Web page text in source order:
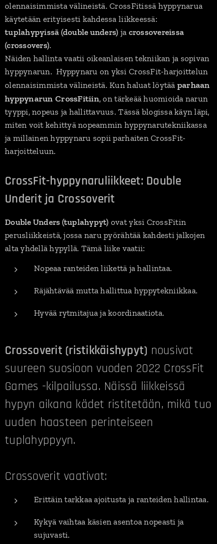
olennaisimmista välineistä. CrossFitissä hyppynarua
käytetään erityisesti kahdessa liikkeessä:
tuplahypyissä (double unders) ja crossovereissa
(crossovers).
Näiden hallinta vaatii oikeanlaisen tekniikan ja sopivan
hyppynarun. Hyppynaru on yksi CrossFit-harjoittelun
olennaisimmista välineistä. Kun haluat löytää parhaan
hyppynarun CrossFitiin, on tärkeää huomioida narun
tyyppi, nopeus ja hallittavuus. Tässä blogissa käyn läpi,
miten voit kehittyä nopeammin hyppynarutekniikassa
ja millainen hyppynaru sopii parhaiten CrossFit-
harjoitteluun.
CrossFit-hyppynaruliikkeet: Double
Underit ja Crossoverit
Double Unders (tuplahypyt) ovat yksi CrossFitin
perusliikkeistä, jossa naru pyörähtää kahdesti jalkojen
alta yhdellä hypyllä. Tämä liike vaatii:
Nopeaa ranteiden liikettä ja hallintaa.
Räjähtävää mutta hallittua hyppytekniikkaa.
Hyvää rytmitajua ja koordinaatiota.
Crossoverit (ristikkäishypyt) nousivat
suureen suosioon vuoden 2022 CrossFit
Games -kilpailussa. Näissä liikkeissä
hypyn aikana kädet ristitetään, mikä tuo
uuden haasteen perinteiseen
tuplahyppyyn.
Crossoverit vaativat:
Erittäin tarkkaa ajoitusta ja ranteiden hallintaa.
Kykyä vaihtaa käsien asentoa nopeasti ja
sujuvasti.